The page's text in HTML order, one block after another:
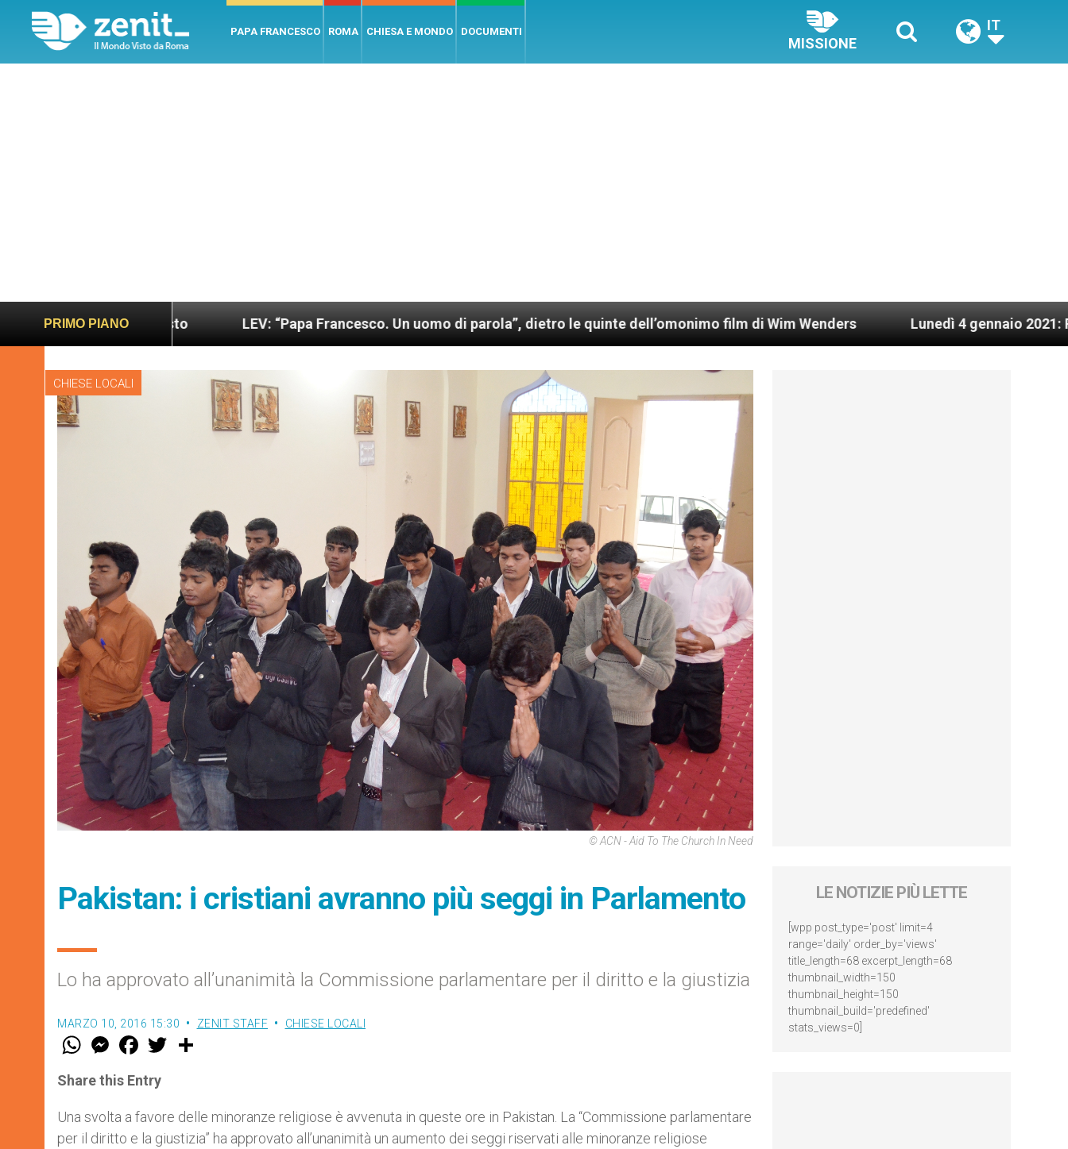
PAPA FRANCESCO ROMA CHIESA E MONDO DOCUMENTI
MISSIONE
IT
PRIMO PIANO
e giusto LEV: “Papa Francesco. Un uomo di parola”, dietro le quinte dell’omonimo film di Wim Wenders Lunedì 4 gennaio 2021: Possesso
CHIESE LOCALI
© ACN - Aid To The Church In Need
Pakistan: i cristiani avranno più seggi in Parlamento
Lo ha approvato all’unanimità la Commissione parlamentare per il diritto e la giustizia
MARZO 10, 2016 15:30 ZENIT STAFF CHIESE LOCALI
W
t
s
p
p
M
e
s
e
g
e
r
F
a
e
b
o
k
w
r
Share this Entry
Una svolta a favore delle minoranze religiose è avvenuta in queste ore in Pakistan. La “Commissione parlamentare
per il diritto e la giustizia” ha approvato all’unanimità un aumento dei seggi riservati alle minoranze religiose
LE NOTIZIE PIÙ LETTE
[wpp post_type='post' limit=4
range='daily' order_by='views'
title_length=68 excerpt_length=68
thumbnail_width=150
thumbnail_height=150
thumbnail_build='predefined'
stats_views=0]